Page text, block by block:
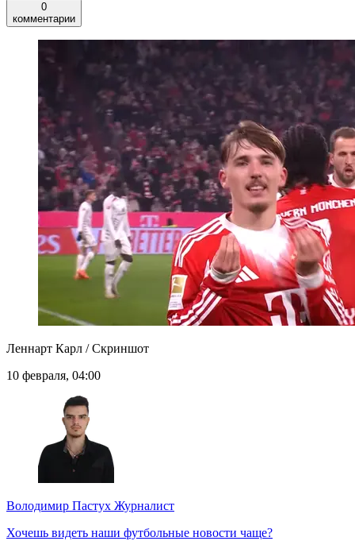
0
комментарии
Леннарт Карл / Скриншот
10 февраля, 04:00
Володимир Пастух Журналист
Хочешь видеть наши футбольные новости чаще?